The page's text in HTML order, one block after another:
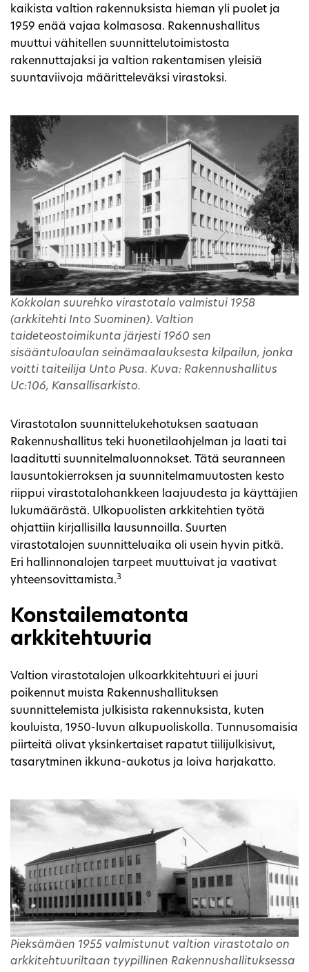
kaikista valtion rakennuksista hieman yli puolet ja
1959 enää vajaa kolmasosa. Rakennushallitus
muuttui vähitellen suunnittelutoimistosta
rakennuttajaksi ja valtion rakentamisen yleisiä
suuntaviivoja määritteleväksi virastoksi.
Kokkolan suurehko virastotalo valmistui 1958
(arkkitehti Into Suominen). Valtion
taideteostoimikunta järjesti 1960 sen
sisääntuloaulan seinämaalauksesta kilpailun, jonka
voitti taiteilija Unto Pusa. Kuva: Rakennushallitus
Uc:106, Kansallisarkisto.
Virastotalon suunnittelukehotuksen saatuaan
Rakennushallitus teki huonetilaohjelman ja laati tai
laaditutti suunnitelmaluonnokset. Tätä seuranneen
lausuntokierroksen ja suunnitelmamuutosten kesto
riippui virastotalohankkeen laajuudesta ja käyttäjien
lukumäärästä. Ulkopuolisten arkkitehtien työtä
ohjattiin kirjallisilla lausunnoilla. Suurten
virastotalojen suunnitteluaika oli usein hyvin pitkä.
Eri hallinnonalojen tarpeet muuttuivat ja vaativat
yhteensovittamista.3
Konstailematonta
arkkitehtuuria
Valtion virastotalojen ulkoarkkitehtuuri ei juuri
poikennut muista Rakennushallituksen
suunnittelemista julkisista rakennuksista, kuten
kouluista, 1950-luvun alkupuoliskolla. Tunnusomaisia
piirteitä olivat yksinkertaiset rapatut tiilijulkisivut,
tasarytminen ikkuna-aukotus ja loiva harjakatto.
Pieksämäen 1955 valmistunut valtion virastotalo on
arkkitehtuuriltaan tyypillinen Rakennushallituksessa